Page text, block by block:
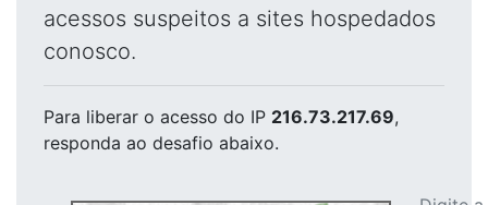
acessos suspeitos a sites hospedados
conosco.
Para liberar o acesso do IP 216.73.217.69,
responda ao desafio abaixo.